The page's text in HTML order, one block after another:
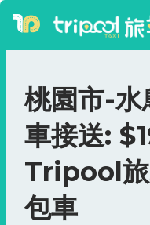
桃園市-
車接送:
Tripool
包車